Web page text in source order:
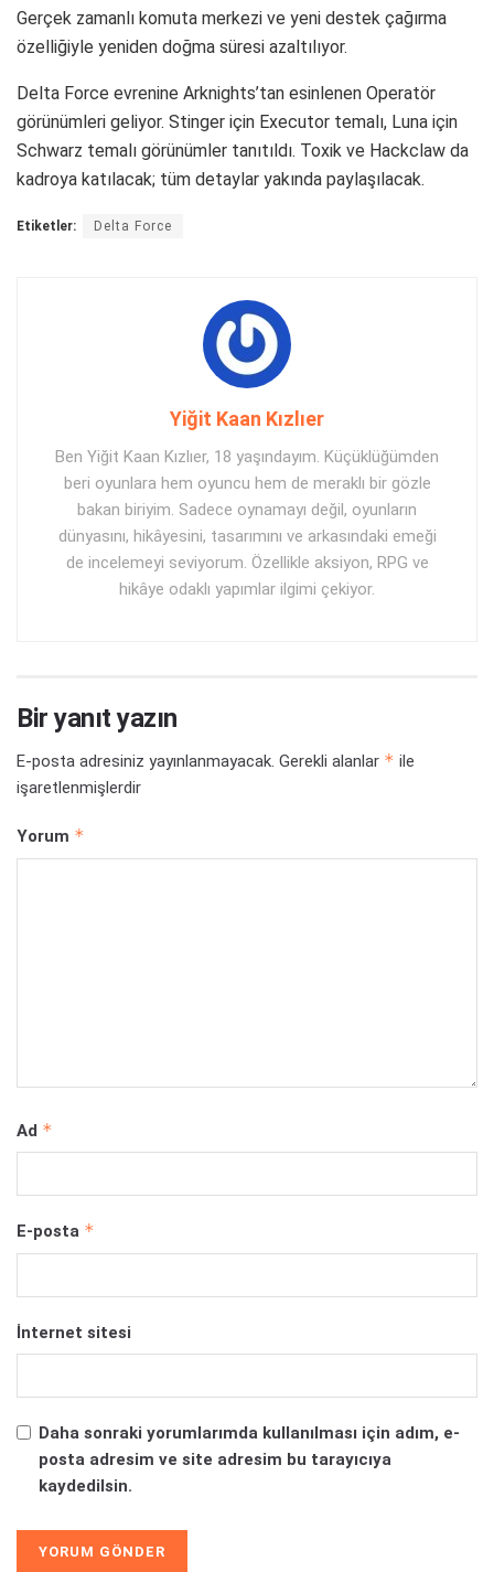
Gerçek zamanlı komuta merkezi ve yeni destek çağırma
özelliğiyle yeniden doğma süresi azaltılıyor.
Delta Force evrenine Arknights’tan esinlenen Operatör
görünümleri geliyor. Stinger için Executor temalı, Luna için
Schwarz temalı görünümler tanıtıldı. Toxik ve Hackclaw da
kadroya katılacak; tüm detaylar yakında paylaşılacak.
Etiketler: Delta Force
Yiğit Kaan Kızlıer
Ben Yiğit Kaan Kızlıer, 18 yaşındayım. Küçüklüğümden
beri oyunlara hem oyuncu hem de meraklı bir gözle
bakan biriyim. Sadece oynamayı değil, oyunların
dünyasını, hikâyesini, tasarımını ve arkasındaki emeği
de incelemeyi seviyorum. Özellikle aksiyon, RPG ve
hikâye odaklı yapımlar ilgimi çekiyor.
Bir yanıt yazın
E-posta adresiniz yayınlanmayacak. Gerekli alanlar * ile
işaretlenmişlerdir
Yorum *
Ad *
E-posta *
İnternet sitesi
Daha sonraki yorumlarımda kullanılması için adım, e-
posta adresim ve site adresim bu tarayıcıya
kaydedilsin.